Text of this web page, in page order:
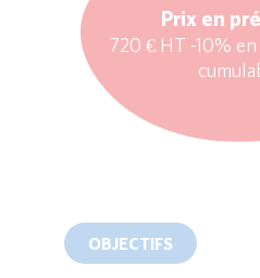
Prix en
720 € HT -10%
OBJECTIFS